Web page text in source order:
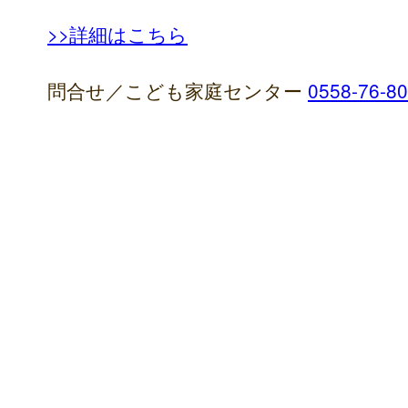
>>詳細はこちら
問合せ／こども家庭センター 0558-76-